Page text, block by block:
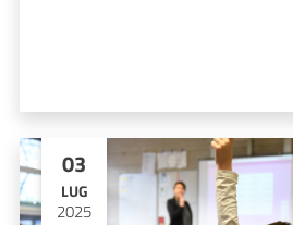
03
LUG
2025